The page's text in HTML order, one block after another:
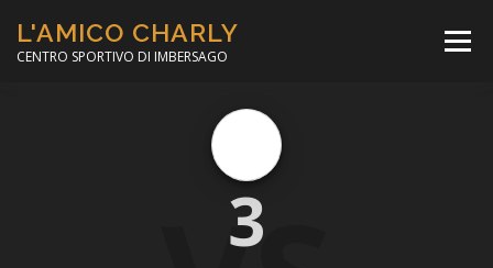
contenuto
L'AMICO CHARLY
CENTRO SPORTIVO DI IMBERSAGO
Menù
CORSO CALCIO A 5
MINIBASKET
3